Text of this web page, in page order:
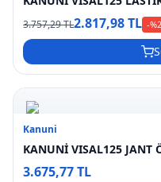
3.757,29 TL2.817,98 TL -%
Kanuni
KANUNİ VISAL125 JANT
3.675,77 TL